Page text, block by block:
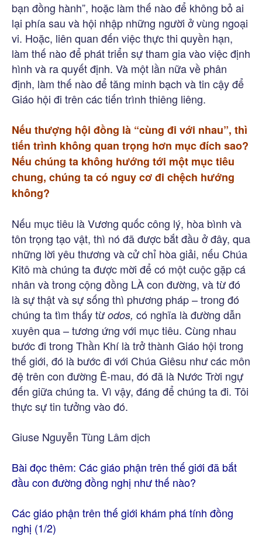
bạn đồng hành”, hoặc làm thế nào để không bỏ ai
lại phía sau và hội nhập những người ở vùng ngoại
vi. Hoặc, liên quan đến việc thực thi quyền hạn,
làm thế nào để phát triển sự tham gia vào việc định
hình và ra quyết định. Và một lần nữa về phân
định, làm thế nào để tăng minh bạch và tin cậy để
Giáo hội đi trên các tiến trình thiêng liêng.
Nếu thượng hội đồng là “cùng đi với nhau”, thì
tiến trình không quan trọng hơn mục đích sao?
Nếu chúng ta không hướng tới một mục tiêu
chung, chúng ta có nguy cơ đi chệch hướng
không?
Nếu mục tiêu là Vương quốc công lý, hòa bình và
tôn trọng tạo vật, thì nó đã được bắt đầu ở đây, qua
những lời yêu thương và cử chỉ hòa giải, nếu Chúa
Kitô mà chúng ta được mời để có một cuộc gặp cá
nhân và trong cộng đồng LÀ con đường, và từ đó
là sự thật và sự sống thì phương pháp – trong đó
chúng ta tìm thấy từ odos, có nghĩa là đường dẫn
xuyên qua – tương ứng với mục tiêu. Cùng nhau
bước đi trong Thần Khí là trở thành Giáo hội trong
thế giới, đó là bước đi với Chúa Giêsu như các môn
đệ trên con đường Ê-mau, đó đã là Nước Trời ngự
đến giữa chúng ta. Vì vậy, đáng để chúng ta đi. Tôi
thực sự tin tưởng vào đó.
Giuse Nguyễn Tùng Lâm dịch
Bài đọc thêm: Các giáo phận trên thế giới đã bắt
đầu con đường đồng nghị như thế nào?
Các giáo phận trên thế giới khám phá tính đồng
nghị (1/2)